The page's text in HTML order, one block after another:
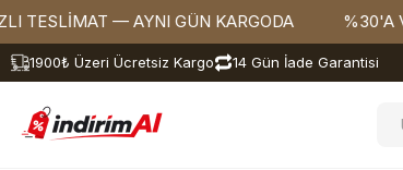
— AYNI GÜN KARGODA %30'A VARAN
1900₺ Üzeri Ücretsiz Kargo 14 Gün İade Garantisi